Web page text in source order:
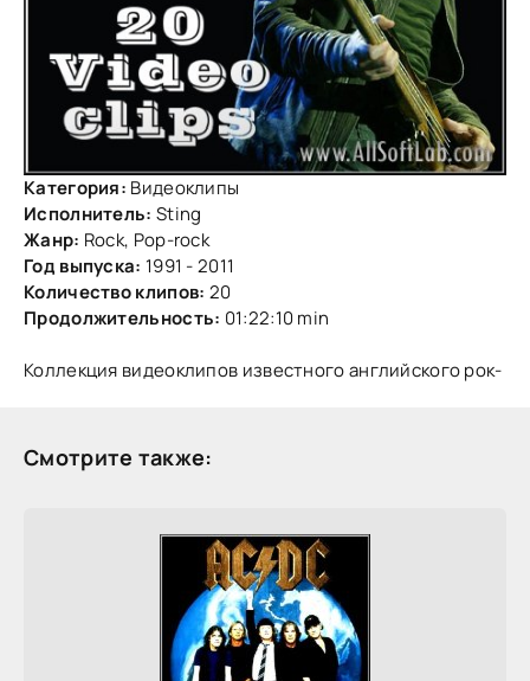
Категория: Видеоклипы
Исполнитель: Sting
Жанр: Rock, Pop-rock
Год выпуска: 1991 - 2011
Количество клипов: 20
Продолжительность: 01:22:10 min
Коллекция видеоклипов известного английского рок-
Смотрите также: